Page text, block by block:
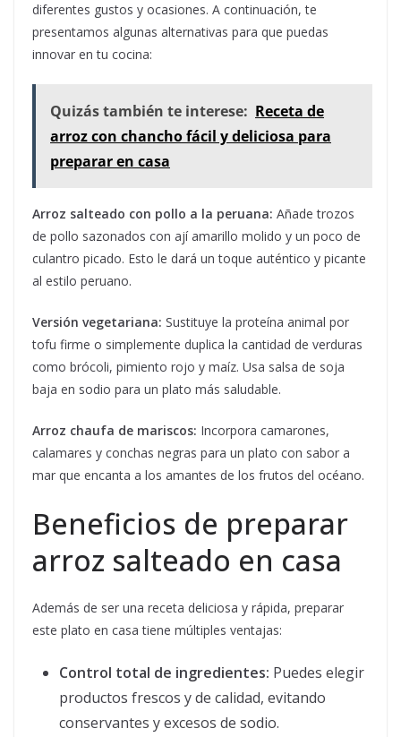
diferentes gustos y ocasiones. A continuación, te
presentamos algunas alternativas para que puedas
innovar en tu cocina:
Quizás también te interese: Receta de
arroz con chancho fácil y deliciosa para
preparar en casa
Arroz salteado con pollo a la peruana: Añade trozos
de pollo sazonados con ají amarillo molido y un poco de
culantro picado. Esto le dará un toque auténtico y picante
al estilo peruano.
Versión vegetariana: Sustituye la proteína animal por
tofu firme o simplemente duplica la cantidad de verduras
como brócoli, pimiento rojo y maíz. Usa salsa de soja
baja en sodio para un plato más saludable.
Arroz chaufa de mariscos: Incorpora camarones,
calamares y conchas negras para un plato con sabor a
mar que encanta a los amantes de los frutos del océano.
Beneficios de preparar
arroz salteado en casa
Además de ser una receta deliciosa y rápida, preparar
este plato en casa tiene múltiples ventajas:
Control total de ingredientes: Puedes elegir
productos frescos y de calidad, evitando
conservantes y excesos de sodio.